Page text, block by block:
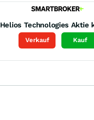
Helios Technologies Aktie
Verkauf Kauf